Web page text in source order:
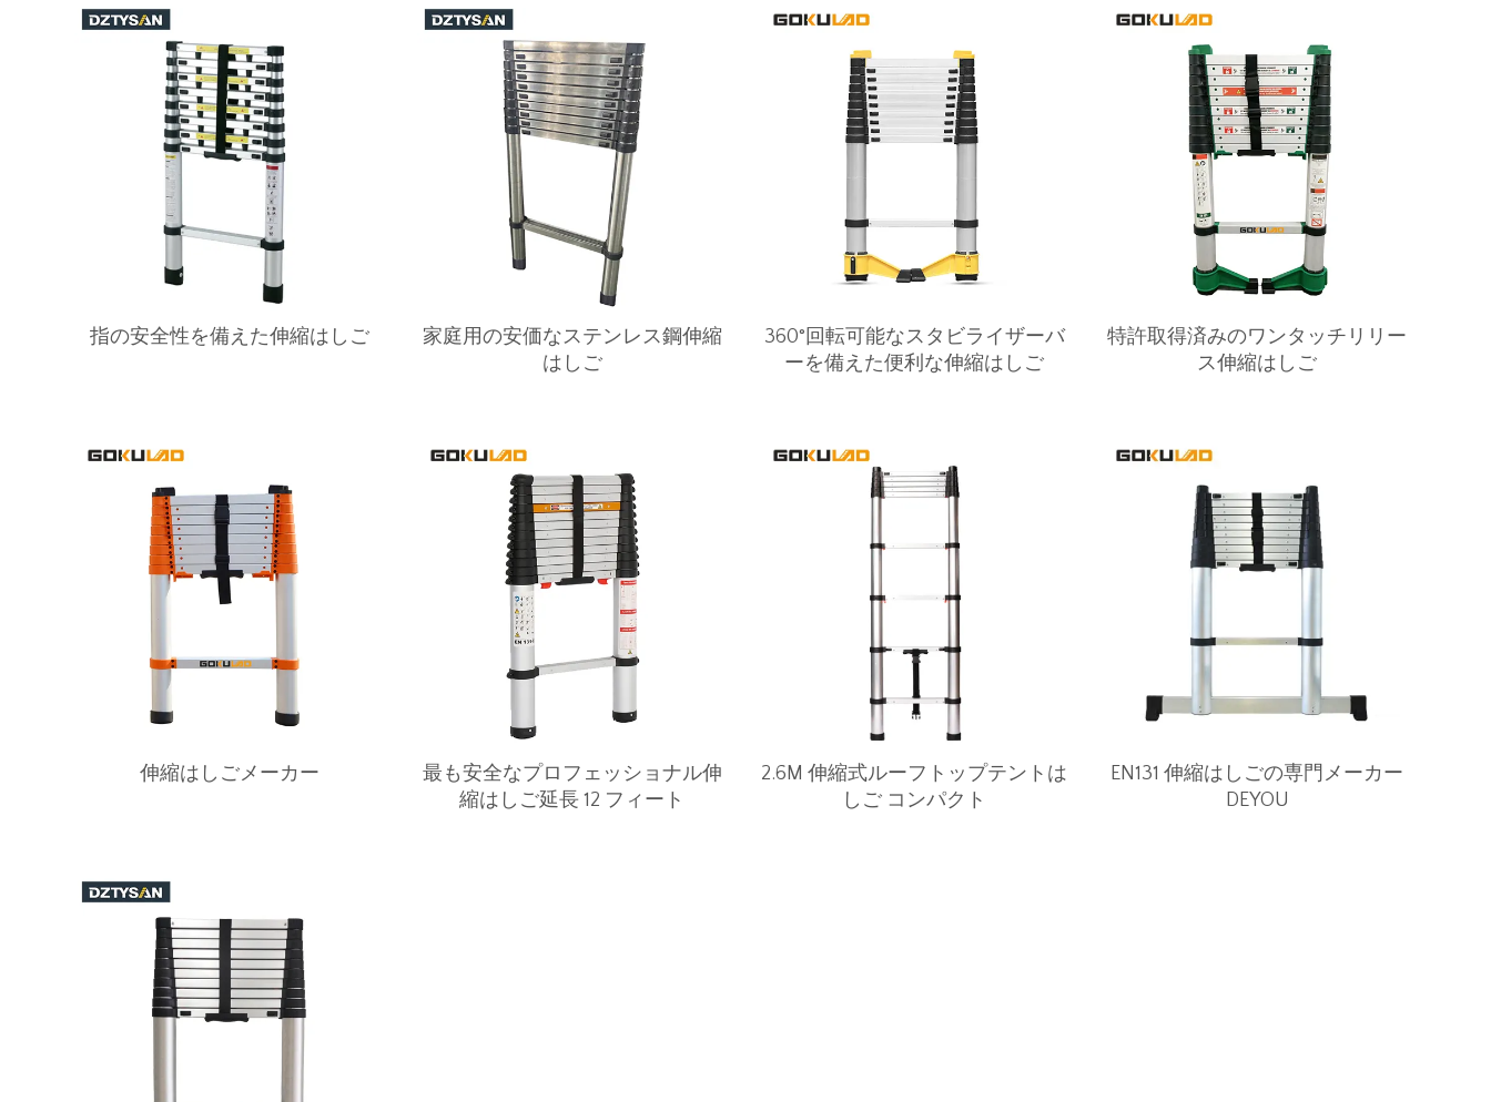
指の安全性を備えた伸縮はしご
家庭用の安価なステンレス鋼伸縮
はしご
360°回転可能なスタビライザーバ
ーを備えた便利な伸縮はしご
特許取得済みのワンタッチリリー
ス伸縮はしご
伸縮はしごメーカー
最も安全なプロフェッショナル伸
縮はしご延長 12 フィート
2.6M 伸縮式ルーフトップテントは
しご コンパクト
EN131 伸縮はしごの専門メーカー
DEYOU